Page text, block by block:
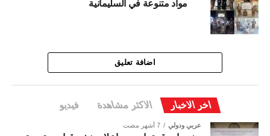
مواد متنوعة في السليمانية
اضافة تعليق
اخر الاخبار الاكثر مشاهدة فيديو
عربي ودولي 7 أشهر مضت